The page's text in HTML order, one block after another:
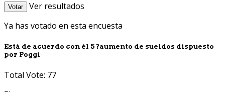
Votar
Ver resultados
Ya has votado en esta encuesta
Está de acuerdo con él 5 ?aumento de sueldos dispuesto
por Poggi
Total Vote: 77